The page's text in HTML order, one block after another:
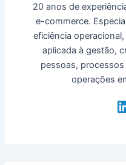
20 anos de
e-commerce.
eficiência
aplicada à gestão,
pessoas,
operações